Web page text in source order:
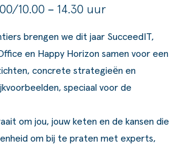
10.00 – 14.30 uur
brengen we dit jaar SucceedIT,
en Happy Horizon samen voor een
concrete strategieën en
speciaal voor de
om jou, jouw keten en de kansen die
om bij te praten met experts,